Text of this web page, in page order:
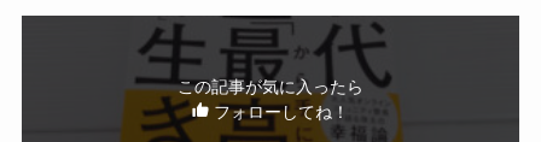
この記事が気に入ったら
フォローしてね！